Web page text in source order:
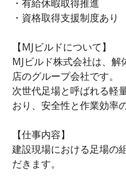
・有給休暇取得推進
・資格取得支援制度あり
【MJビルドについて】
MJビルド株式会社は、
店のグループ会社です。
次世代足場と呼ばれる軽
おり、安全性と作業効率
【仕事内容】
建設現場における足場の
だきます。